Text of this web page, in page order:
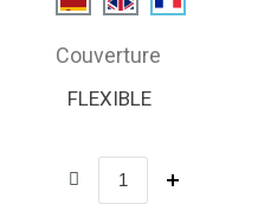
Couverture
FLEXIBLE